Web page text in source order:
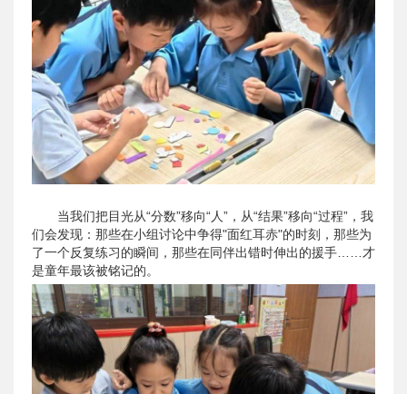
当我们把目光从“分数”移向“人”，从“结果”移向“过程”，我
们会发现：那些在小组讨论中争得"面红耳赤"的时刻，那些为
了一个反复练习的瞬间，那些在同伴出错时伸出的援手……才
是童年最该被铭记的。